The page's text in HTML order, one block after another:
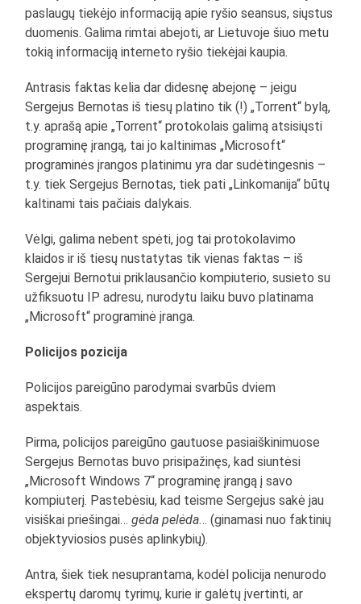
paslaugų tiekėjo informaciją apie ryšio seansus, siųstus
duomenis. Galima rimtai abejoti, ar Lietuvoje šiuo metu
tokią informaciją interneto ryšio tiekėjai kaupia.
Antrasis faktas kelia dar didesnę abejonę – jeigu
Sergejus Bernotas iš tiesų platino tik (!) „Torrent“ bylą,
t.y. aprašą apie „Torrent“ protokolais galimą atsisiųsti
programinę įrangą, tai jo kaltinimas „Microsoft“
programinės įrangos platinimu yra dar sudėtingesnis –
t.y. tiek Sergejus Bernotas, tiek pati „Linkomanija“ būtų
kaltinami tais pačiais dalykais.
Vėlgi, galima nebent spėti, jog tai protokolavimo
klaidos ir iš tiesų nustatytas tik vienas faktas – iš
Sergejui Bernotui priklausančio kompiuterio, susieto su
užfiksuotu IP adresu, nurodytu laiku buvo platinama
„Microsoft“ programinė įranga.
Policijos pozicija
Policijos pareigūno parodymai svarbūs dviem
aspektais.
Pirma, policijos pareigūno gautuose pasiaiškinimuose
Sergejus Bernotas buvo prisipažinęs, kad siuntėsi
„Microsoft Windows 7“ programinę įrangą į savo
kompiuterį. Pastebėsiu, kad teisme Sergejus sakė jau
visiškai priešingai…gėda pelėda… (ginamasi nuo faktinių
objektyviosios pusės aplinkybių).
Antra, šiek tiek nesuprantama, kodėl policija nenurodo
ekspertų daromų tyrimų, kurie ir galėtų įvertinti, ar